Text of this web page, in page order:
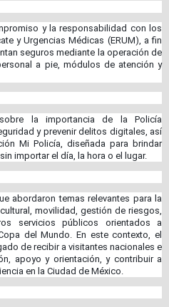
y la responsabilidad con los
y Urgencias Médicas (ERUM), a fin
seguros mediante la operación de
a pie, módulos de atención y
la importancia de la Policía
y prevenir delitos digitales, así
Mi Policía, diseñada para brindar
importar el día, la hora o el lugar.
abordaron temas relevantes para la
movilidad, gestión de riesgos,
servicios públicos orientados a
del Mundo. En este contexto, el
de recibir a visitantes nacionales e
apoyo y orientación, y contribuir a
en la Ciudad de México.